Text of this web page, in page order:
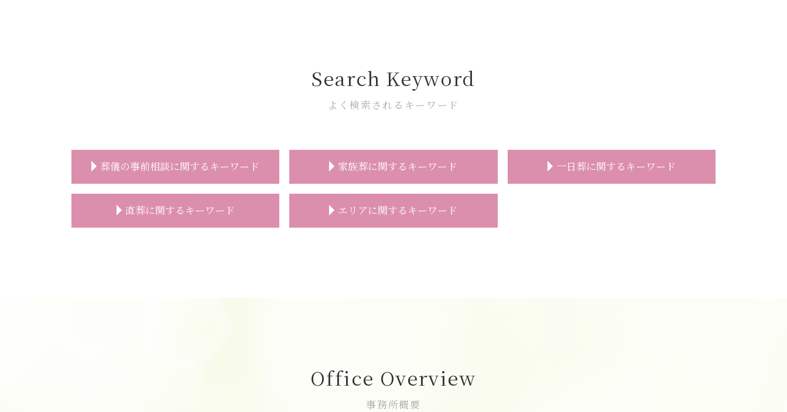
Search Keyword
よく検索されるキーワード
葬儀の事前相談に関するキーワード
事前相談とは
葬儀 事前相談 人数
家族葬に関するキーワード
家族葬 服装 身内だけ
家族葬 弔電
家族葬 香典
家族葬 一般葬 違い
家族葬とは 会社
一日葬に関するキーワード
直葬に関するキーワード エリアに関するキーワード
葬儀 相談 志木市
直葬 新座市
志木市 一日葬
Office Overview
事務所概要